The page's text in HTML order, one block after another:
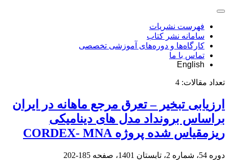
فهرست نشریات
سامانه نشر کتاب
کارگاه‌ها و دوره‌های آموزشی تخصصی
تماس با ما
English
تعداد مقالات: 4
ارزیابی تبخیر – تعرق مرجع ماهانه در ایران
براساس برونداد مدل های دینامیکی
ریزمقیاس شده پروژه CORDEX- MNA
دوره 54، شماره 2، تابستان 1401، صفحه 185-202